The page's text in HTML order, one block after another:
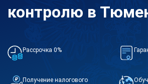
контролю в
Рассрочка 0%
Получение налогового